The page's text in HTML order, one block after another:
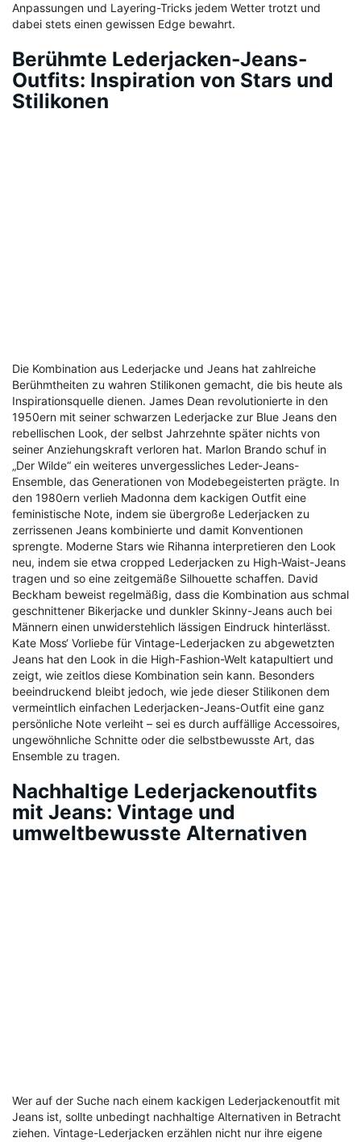
Anpassungen und Layering-Tricks jedem Wetter trotzt und
dabei stets einen gewissen Edge bewahrt.
Berühmte Lederjacken-Jeans-
Outfits: Inspiration von Stars und
Stilikonen
Die Kombination aus Lederjacke und Jeans hat zahlreiche
Berühmtheiten zu wahren Stilikonen gemacht, die bis heute als
Inspirationsquelle dienen. James Dean revolutionierte in den
1950ern mit seiner schwarzen Lederjacke zur Blue Jeans den
rebellischen Look, der selbst Jahrzehnte später nichts von
seiner Anziehungskraft verloren hat. Marlon Brando schuf in
„Der Wilde“ ein weiteres unvergessliches Leder-Jeans-
Ensemble, das Generationen von Modebegeisterten prägte. In
den 1980ern verlieh Madonna dem kackigen Outfit eine
feministische Note, indem sie übergroße Lederjacken zu
zerrissenen Jeans kombinierte und damit Konventionen
sprengte. Moderne Stars wie Rihanna interpretieren den Look
neu, indem sie etwa cropped Lederjacken zu High-Waist-Jeans
tragen und so eine zeitgemäße Silhouette schaffen. David
Beckham beweist regelmäßig, dass die Kombination aus schmal
geschnittener Bikerjacke und dunkler Skinny-Jeans auch bei
Männern einen unwiderstehlich lässigen Eindruck hinterlässt.
Kate Moss‘ Vorliebe für Vintage-Lederjacken zu abgewetzten
Jeans hat den Look in die High-Fashion-Welt katapultiert und
zeigt, wie zeitlos diese Kombination sein kann. Besonders
beeindruckend bleibt jedoch, wie jede dieser Stilikonen dem
vermeintlich einfachen Lederjacken-Jeans-Outfit eine ganz
persönliche Note verleiht – sei es durch auffällige Accessoires,
ungewöhnliche Schnitte oder die selbstbewusste Art, das
Ensemble zu tragen.
Nachhaltige Lederjackenoutfits
mit Jeans: Vintage und
umweltbewusste Alternativen
Wer auf der Suche nach einem kackigen Lederjackenoutfit mit
Jeans ist, sollte unbedingt nachhaltige Alternativen in Betracht
ziehen. Vintage-Lederjacken erzählen nicht nur ihre eigene